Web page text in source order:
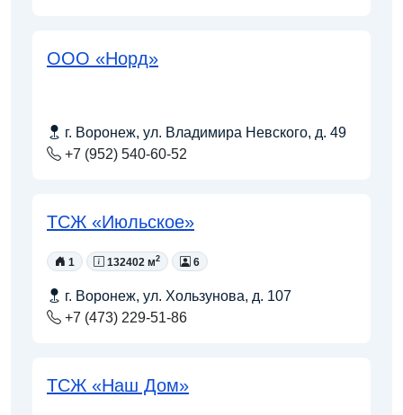
ООО «Норд»
г. Воронеж, ул. Владимира Невского, д. 49
+7 (952) 540-60-52
ТСЖ «Июльское»
1 132402 м2 6
г. Воронеж, ул. Хользунова, д. 107
+7 (473) 229-51-86
ТСЖ «Наш Дом»